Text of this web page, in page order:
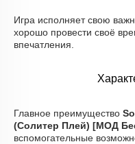
Игра исполняет свою
хорошо провести своё
впечатления.
Главное преимущество
(Солитер Плей) [МОД
вспомогательные